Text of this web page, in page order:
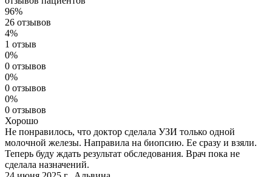
96%
26 отзывов
4%
1 отзыв
0%
0 отзывов
0%
0 отзывов
0%
0 отзывов
Хорошо
Не понравилось, что доктор сделала УЗИ только одной
молочной железы. Направила на биопсию. Ее сразу и взяли.
Теперь буду ждать результат обследования. Врач пока не
сделала назначений.